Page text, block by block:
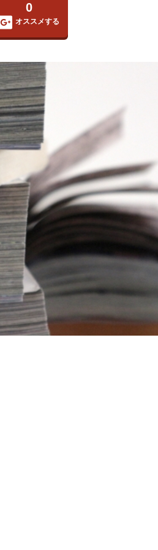
0
オススメする